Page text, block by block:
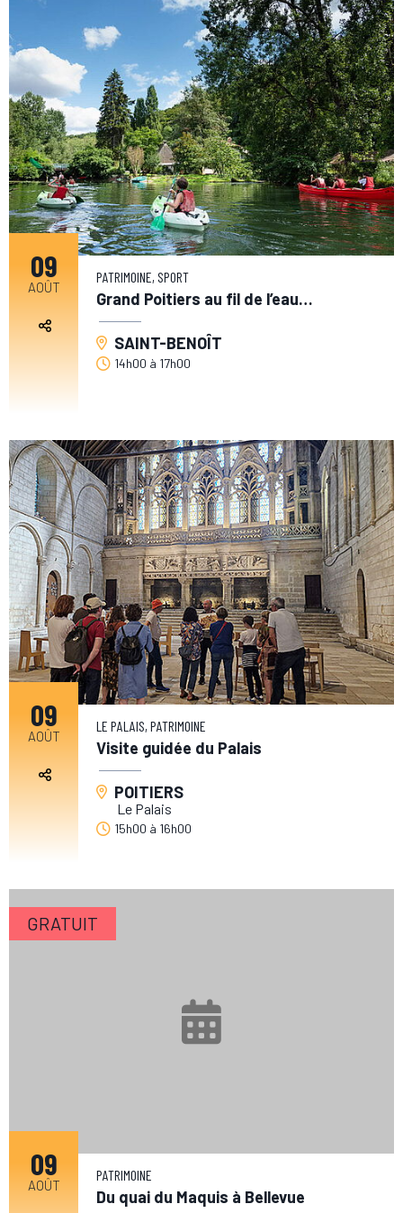
09
AOÛT
PATRIMOINE, SPORT
Grand Poitiers au fil de l’eau…
SAINT-BENOÎT
14h00 à 17h00
09
AOÛT
LE PALAIS, PATRIMOINE
Visite guidée du Palais
POITIERS
Le Palais
15h00 à 16h00
GRATUIT
09
AOÛT
PATRIMOINE
Du quai du Maquis à Bellevue